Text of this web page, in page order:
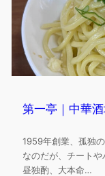
第一亭｜中華
1959年創業、孤独
なのだが、チート
昼独酌、大本命…